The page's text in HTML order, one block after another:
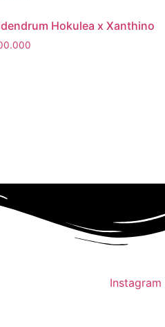
Hokulea x Xanthino
Instagram